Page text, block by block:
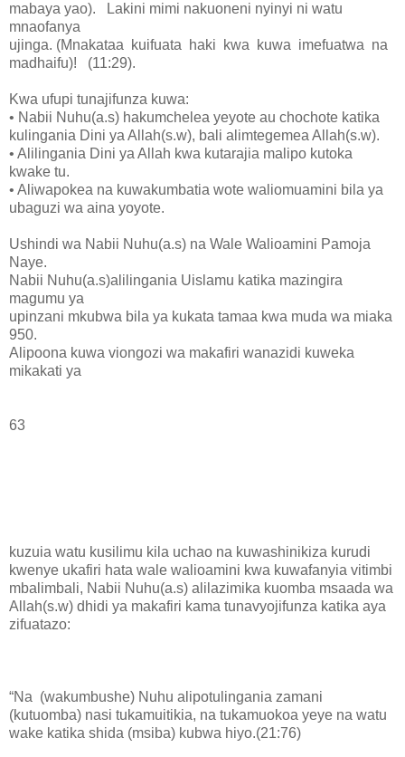
mabaya yao). Lakini mimi nakuoneni nyinyi ni watu
mnaofanya
ujinga. (Mnakataa kuifuata haki kwa kuwa imefuatwa na
madhaifu)! (11:29).
Kwa ufupi tunajifunza kuwa:
• Nabii Nuhu(a.s) hakumchelea yeyote au chochote katika
kulingania Dini ya Allah(s.w), bali alimtegemea Allah(s.w).
• Alilingania Dini ya Allah kwa kutarajia malipo kutoka
kwake tu.
• Aliwapokea na kuwakumbatia wote waliomuamini bila ya
ubaguzi wa aina yoyote.
Ushindi wa Nabii Nuhu(a.s) na Wale Walioamini Pamoja
Naye.
Nabii Nuhu(a.s)alilingania Uislamu katika mazingira
magumu ya
upinzani mkubwa bila ya kukata tamaa kwa muda wa miaka
950.
Alipoona kuwa viongozi wa makafiri wanazidi kuweka
mikakati ya
63
kuzuia watu kusilimu kila uchao na kuwashinikiza kurudi
kwenye ukafiri hata wale walioamini kwa kuwafanyia vitimbi
mbalimbali, Nabii Nuhu(a.s) alilazimika kuomba msaada wa
Allah(s.w) dhidi ya makafiri kama tunavyojifunza katika aya
zifuatazo:
“Na (wakumbushe) Nuhu alipotulingania zamani
(kutuomba) nasi tukamuitikia, na tukamuokoa yeye na watu
wake katika shida (msiba) kubwa hiyo.(21:76)